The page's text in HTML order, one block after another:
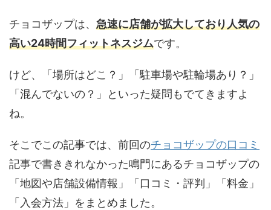
チョコザップは、 急速に店舗が拡大しており人気の
高い24時間フィットネスジムです。
けど、「場所はどこ？」「駐車場や駐輪場あり？」
「混んでないの？」といった疑問もでてきますよ
ね。
そこでこの記事では、前回のチョコザップの口コミ
記事で書ききれなかった鳴門にあるチョコザップの
「地図や店舗設備情報」「口コミ・評判」「料金」
「入会方法」をまとめました。